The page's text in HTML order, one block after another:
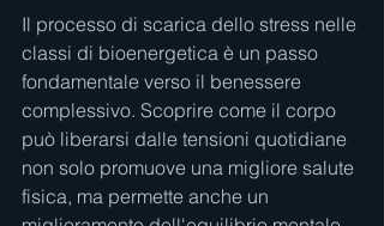
Il processo di scarica dello stress nelle
classi di bioenergetica è un passo
fondamentale verso il benessere
complessivo. Scoprire come il corpo
può liberarsi dalle tensioni quotidiane
non solo promuove una migliore salute
fisica, ma permette anche un